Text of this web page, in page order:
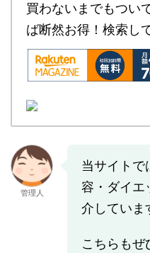
買わないまでもつい
ば断然お得！検索し
管理人
当サイトで
容・ダイエ
介していま
こちらもぜ